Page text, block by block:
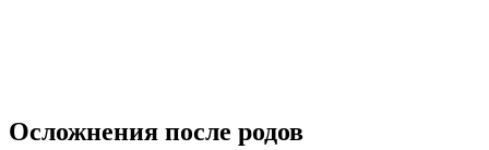
Осложнения после родов